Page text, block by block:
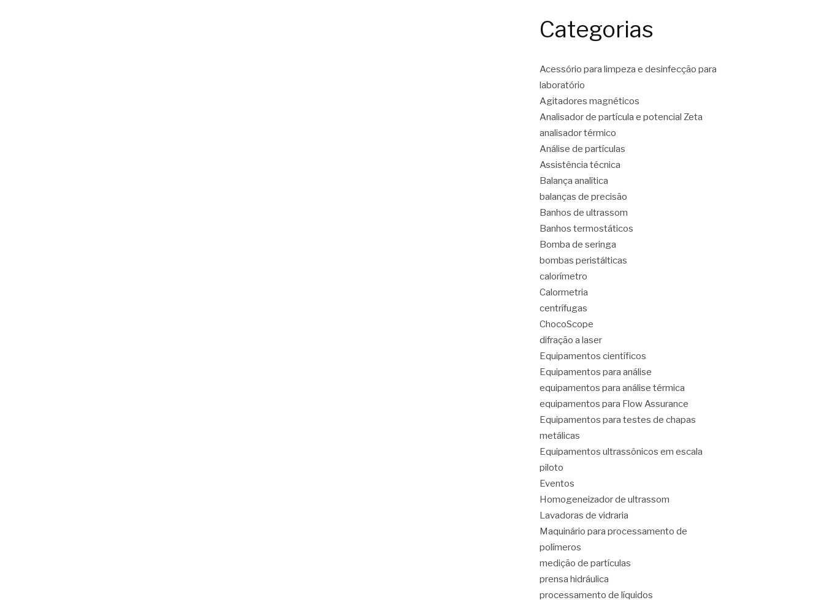
Categorias
Acessório para limpeza e desinfecção para
laboratório
Agitadores magnéticos
Analisador de partícula e potencial Zeta
analisador térmico
Análise de partículas
Assistência técnica
Balança analítica
balanças de precisão
Banhos de ultrassom
Banhos termostáticos
Bomba de seringa
bombas peristálticas
calorímetro
Calormetria
centrífugas
ChocoScope
difração a laser
Equipamentos científicos
Equipamentos para análise
equipamentos para análise térmica
equipamentos para Flow Assurance
Equipamentos para testes de chapas
metálicas
Equipamentos ultrassônicos em escala
piloto
Eventos
Homogeneizador de ultrassom
Lavadoras de vidraria
Maquinário para processamento de
polímeros
medição de partículas
prensa hidráulica
processamento de líquidos